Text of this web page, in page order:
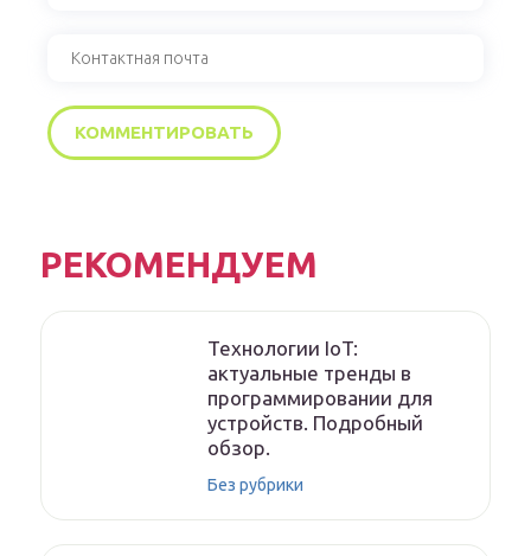
РЕКОМЕНДУЕМ
Технологии IoT:
актуальные тренды в
программировании для
устройств. Подробный
обзор.
Без рубрики